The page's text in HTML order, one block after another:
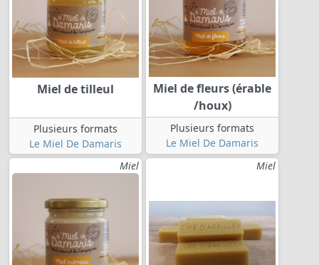
Miel de tilleul
Plusieurs formats
Le Miel De Damaris
Miel de fleurs (érable
/houx)
Plusieurs formats
Le Miel De Damaris
Miel
Miel